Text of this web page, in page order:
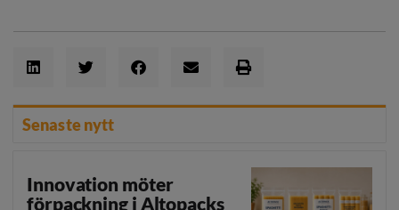
Senaste nytt
Innovation möter
förpackning i Altopacks